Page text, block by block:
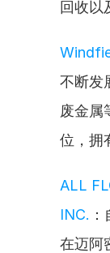
回收以
不断发
废金属
位，拥
ALL
INC.
在迈阿